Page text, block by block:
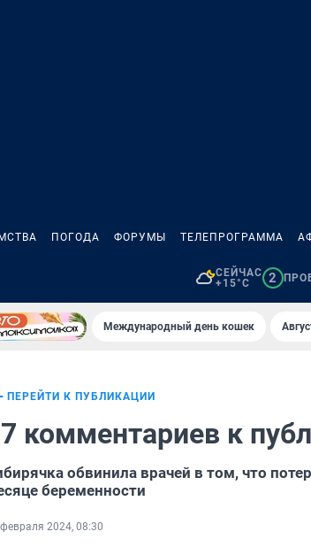
ПОГОДА ФОРУМЫ ТЕЛЕПРОГРАММА
СЕЙЧАС
+15°C
2
Международный день кошек
ПЕРЕЙТИ К ПУБЛИКАЦИИ
комментариев к
обвинила врачей в том, что
беременности
2024, 08:30